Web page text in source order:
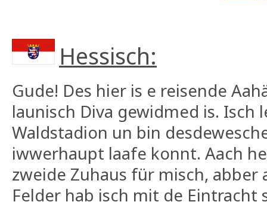
Hessisch:
Gude! Des hier is e reisende
launisch Diva gewidmed is. Isch
Waldstadion un bin
iwwerhaupt laafe konnt. Aach
zweide Zuhaus für misch, abber
Felder hab isch mit de Eintracht